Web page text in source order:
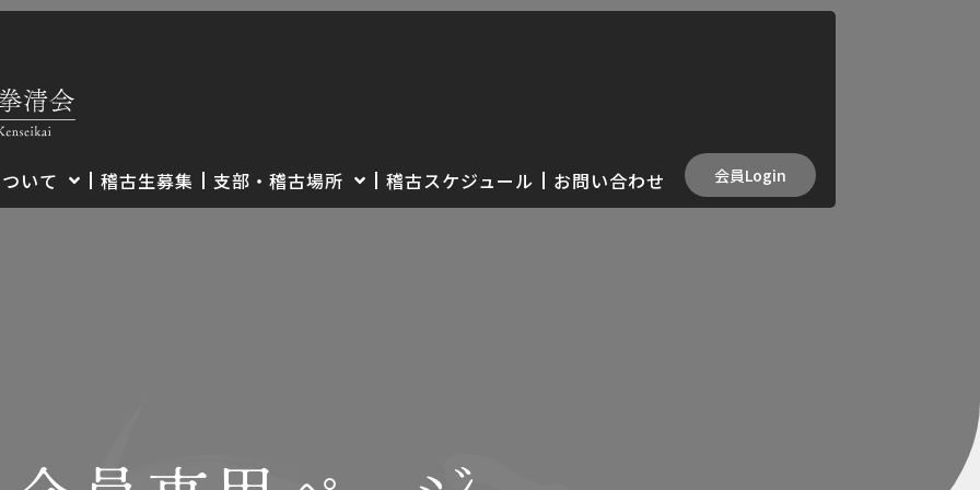
いて 稽古生募集 支部・稽古場所 稽古スケジュール お問い合わせ 会員Login